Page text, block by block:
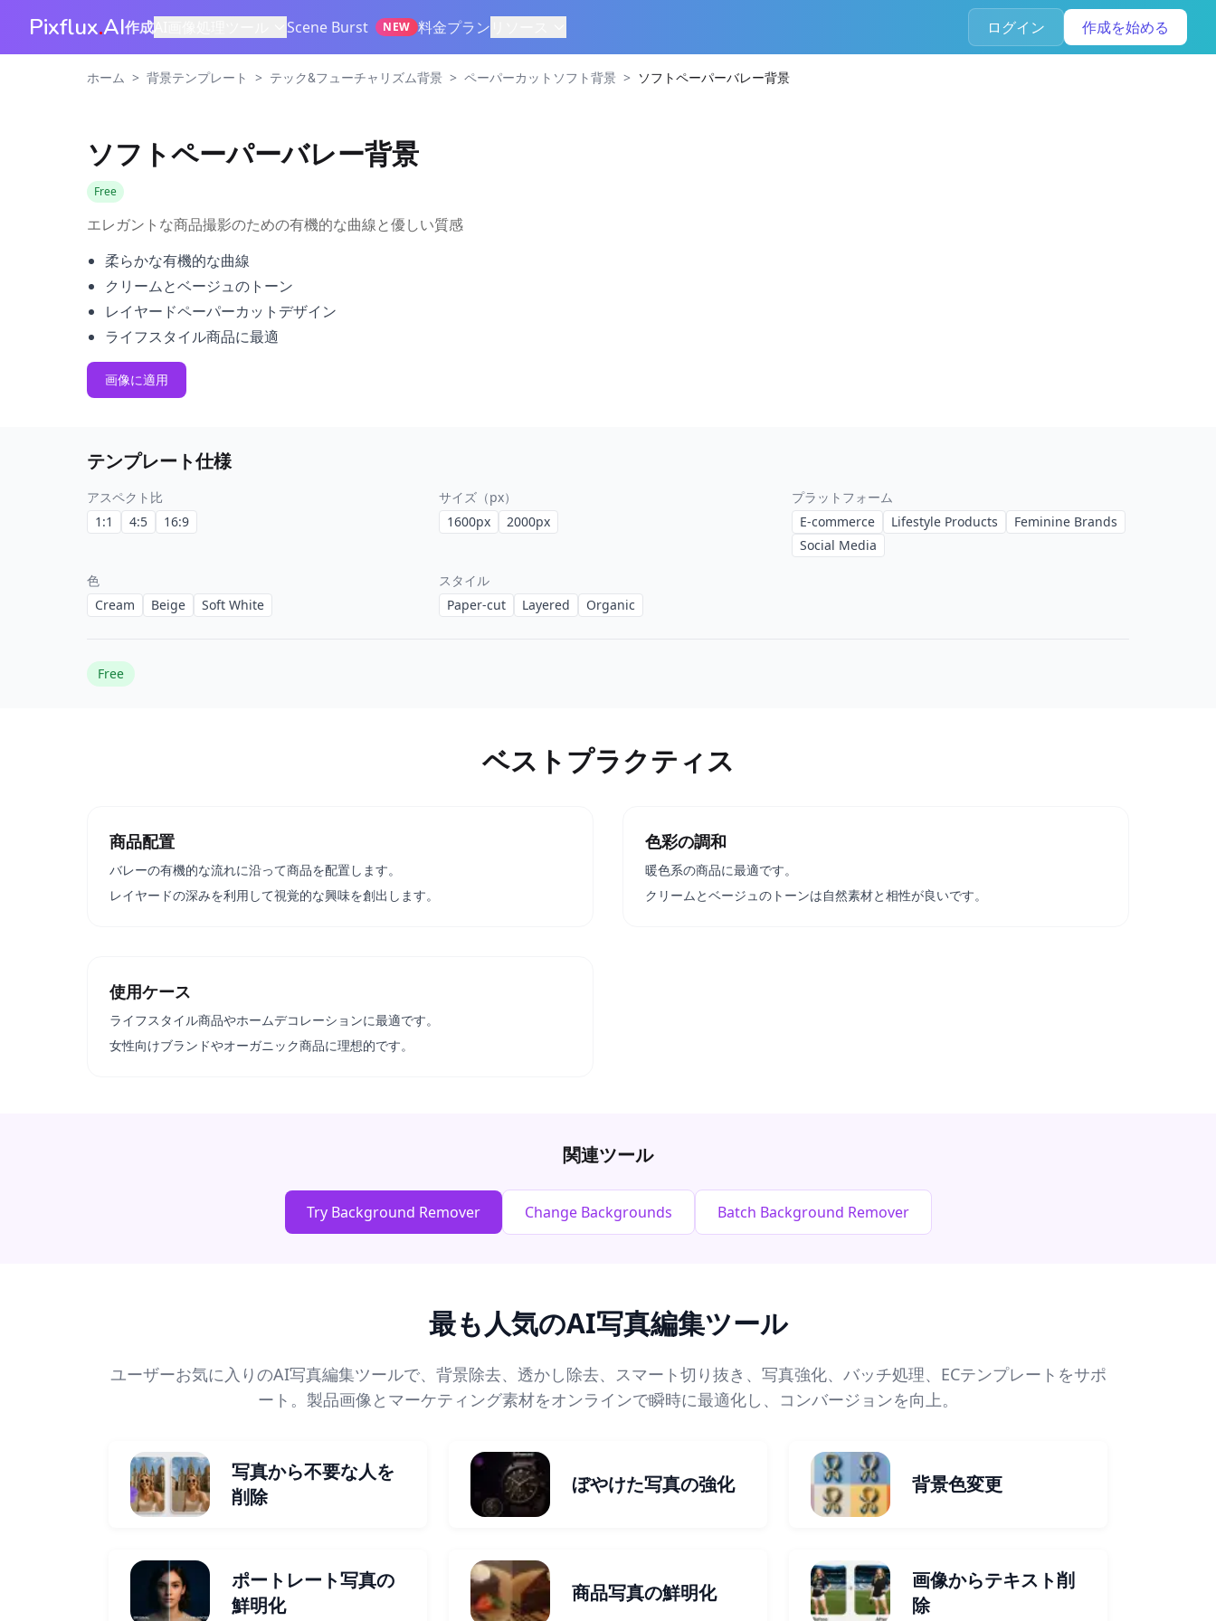
Pixflux.AI作成 Scene Burst NEW 料金プラン ログイン 作成を始める
ホーム > 背景テンプレート > テック&フューチャリズム背景 > ペーパーカットソフト背景 > ソフトペーパーバレー背景
ソフトペーパーバレー背景
Free
エレガントな商品撮影のための有機的な曲線と優しい質感
柔らかな有機的な曲線
クリームとベージュのトーン
レイヤードペーパーカットデザイン
ライフスタイル商品に最適
画像に適用
テンプレート仕様
アスペクト比
1:1
4:5 16:9
サイズ（px）
1600px 2000px
プラットフォーム
E-commerce
Lifestyle Products
Feminine Brands
Social Media
色
Cream
Beige Soft White
スタイル
Paper-cut
Layered Organic
Free
ベストプラクティス
商品配置
バレーの有機的な流れに沿って商品を配置します。
レイヤードの深みを利用して視覚的な興味を創出します。
色彩の調和
暖色系の商品に最適です。
クリームとベージュのトーンは自然素材と相性が良いです。
使用ケース
ライフスタイル商品やホームデコレーションに最適です。
女性向けブランドやオーガニック商品に理想的です。
関連ツール
Try Background Remover Change Backgrounds Batch Background Remover
最も人気のAI写真編集ツール
ユーザーお気に入りのAI写真編集ツールで、背景除去、透かし除去、スマート切り抜き、写真強化、バッチ処理、ECテンプレートをサポ
ート。製品画像とマーケティング素材をオンラインで瞬時に最適化し、コンバージョンを向上。
写真から不要な人を
削除
ぼやけた写真の強化 背景色変更
ポートレート写真の
鮮明化
商品写真の鮮明化
画像からテキスト削
除